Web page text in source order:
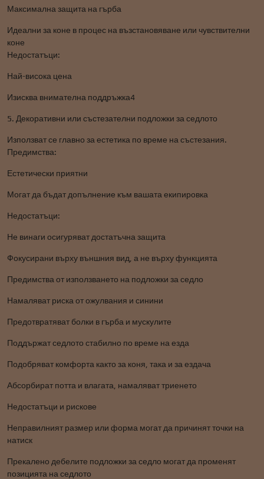
Максимална защита на гърба
Идеални за коне в процес на възстановяване или чувствителни
коне
Недостатъци:
Най-висока цена
Изисква внимателна поддръжка4
5. Декоративни или състезателни подложки за седлото
Използват се главно за естетика по време на състезания.
Предимства:
Естетически приятни
Могат да бъдат допълнение към вашата екипировка
Недостатъци:
Не винаги осигуряват достатъчна защита
Фокусирани върху външния вид, а не върху функцията
Предимства от използването на подложки за седло
Намаляват риска от ожулвания и синини
Предотвратяват болки в гърба и мускулите
Поддържат седлото стабилно по време на езда
Подобряват комфорта както за коня, така и за ездача
Абсорбират потта и влагата, намаляват триенето
Недостатъци и рискове
Неправилният размер или форма могат да причинят точки на
натиск
Прекалено дебелите подложки за седло могат да променят
позицията на седлото